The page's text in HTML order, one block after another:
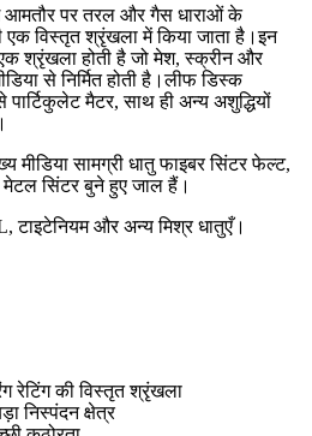
आमतौर पर तरल और गैस धाराओं के
एक विस्तृत श्रृंखला में किया जाता है।इन
श्रृंखला होती है जो मेश, स्क्रीन और
से निर्मित होती है।लीफ डिस्क
मैटर, साथ ही अन्य अशुद्धियों
मीडिया सामग्री धातु फाइबर सिंटर फेल्ट,
मेटल सिंटर बुने हुए जाल हैं।
टाइटेनियम और अन्य मिश्र धातुएँ।
रेटिंग की विस्तृत श्रृंखला
निस्पंदन क्षेत्र